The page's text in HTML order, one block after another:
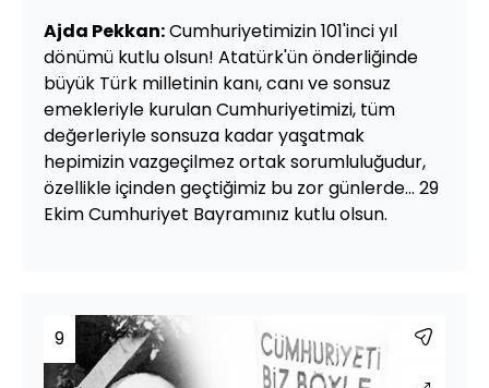
Ajda Pekkan:Cumhuriyetimizin 101'inci yıl
dönümü kutlu olsun! Atatürk'ün önderliğinde
büyük Türk milletinin kanı, canı ve sonsuz
emekleriyle kurulan Cumhuriyetimizi, tüm
değerleriyle sonsuza kadar yaşatmak
hepimizin vazgeçilmez ortak sorumluluğudur,
özellikle içinden geçtiğimiz bu zor günlerde... 29
Ekim Cumhuriyet Bayramınız kutlu olsun.
9